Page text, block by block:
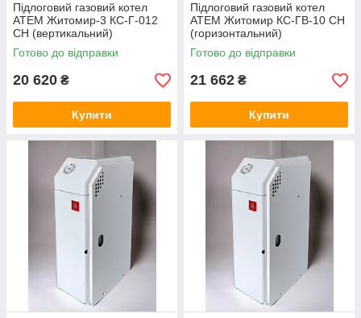
Підлоговий газовий котел
АТЕМ Житомир-3 КС-Г-012
СН (вертикальний)
Готово до відправки
20 620 ₴
Купити
Підлоговий газовий котел
АТЕМ Житомир КС-ГВ-10 СН
(горизонтальний)
Готово до відправки
21 662 ₴
Купити